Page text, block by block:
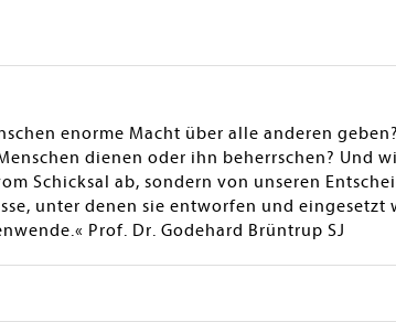
enorme Macht über alle anderen
dienen oder ihn beherrschen? Und
Schicksal ab, sondern von unseren
unter denen sie entworfen und
Prof. Dr. Godehard Brüntrup SJ